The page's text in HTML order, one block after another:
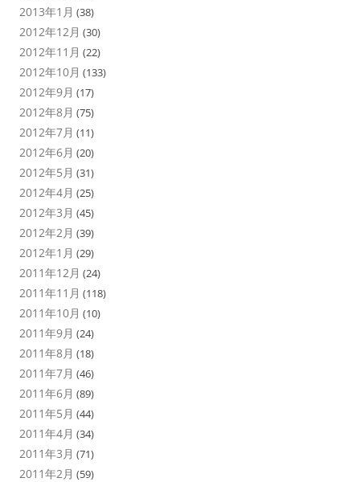
2013年1月 (38)
2012年12月 (30)
2012年11月 (22)
2012年10月 (133)
2012年9月 (17)
2012年8月 (75)
2012年7月 (11)
2012年6月 (20)
2012年5月 (31)
2012年4月 (25)
2012年3月 (45)
2012年2月 (39)
2012年1月 (29)
2011年12月 (24)
2011年11月 (118)
2011年10月 (10)
2011年9月 (24)
2011年8月 (18)
2011年7月 (46)
2011年6月 (89)
2011年5月 (44)
2011年4月 (34)
2011年3月 (71)
2011年2月 (59)